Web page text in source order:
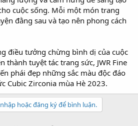
cuộc sống. Mỗi một món trang
đằng sau và tạo nên phong cách
điều tưởng chừng bình dị của cuộc
thành tuyệt tác trang sức, JWR Fine
phái đẹp những sắc màu độc đáo
Cubic Zirconia mùa Hè 2023.
hoặc đăng ký để bình luận.